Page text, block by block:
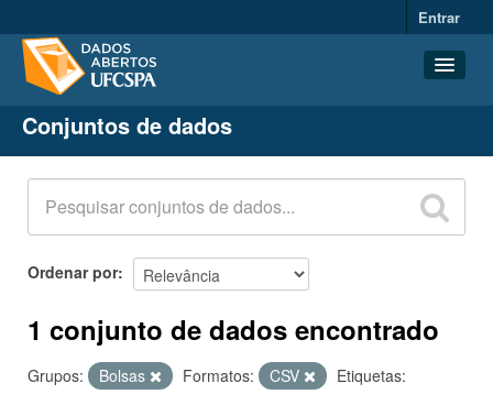
Entrar
Conjuntos de dados
Organizações
Grupos
Sobre
Conjuntos de dados
Ordenar por
1 conjunto de dados encontrado
Grupos: Bolsas Formatos: CSV
Etiquetas: